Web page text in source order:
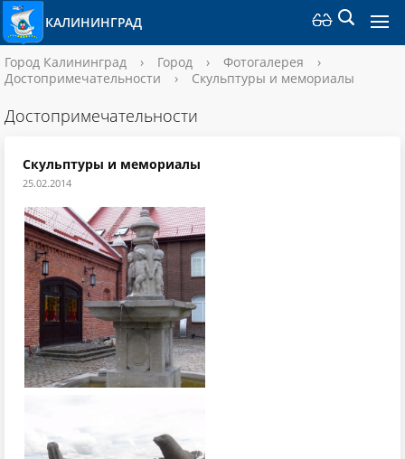
КАЛИНИНГРАД
Город Калининград › Город › Фотогалерея
›
Достопримечательности
› Скульптуры и мемориалы
Достопримечательности
Скульптуры и мемориалы
25.02.2014